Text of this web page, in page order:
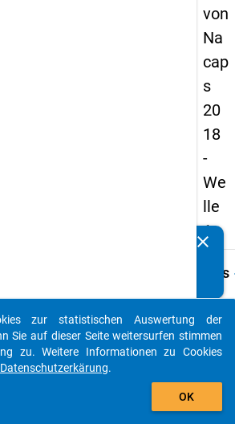
von
Na
cap
s
20
18
-
We
lle
1
Details
E22.1
clear
auto_stories
add_shopping_cart
zur statistischen Auswertung der
Sie auf dieser Seite weitersurfen stimmen
zu. Weitere Informationen zu Cookies
Datenschutzerkärung.
OK